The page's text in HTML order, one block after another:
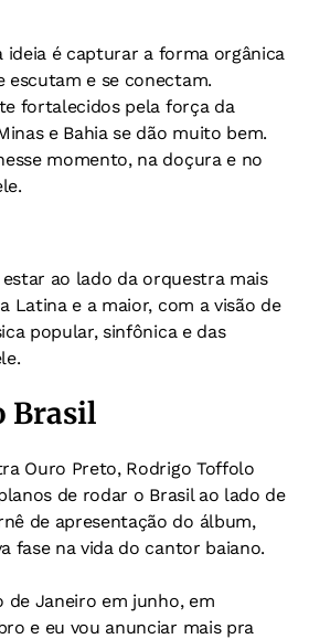
ideia é capturar a forma orgânica
escutam e se conectam.
fortalecidos pela força da
e Bahia se dão muito bem.
momento, na doçura e no
ao lado da orquestra mais
Latina e a maior, com a visão de
popular, sinfônica e das
Brasil
Ouro Preto, Rodrigo Toffolo
de rodar o Brasil ao lado de
de apresentação do álbum,
fase na vida do cantor baiano.
de Janeiro em junho, em
e eu vou anunciar mais pra